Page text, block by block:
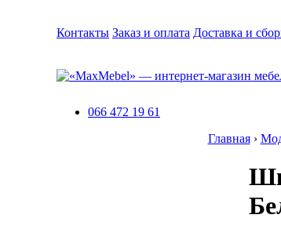
Контакты Заказ и оплата Доставка и
066 472 19 61
Главная›